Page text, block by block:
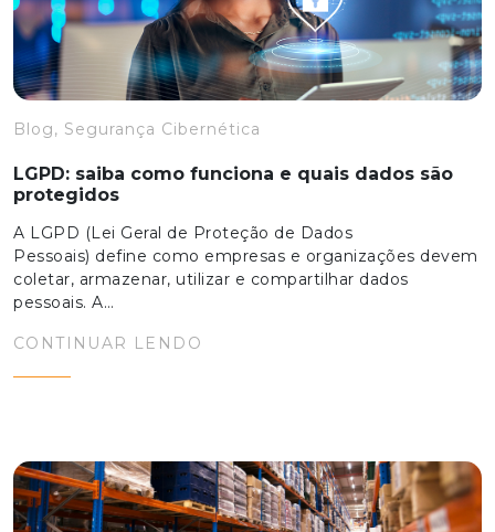
Blog, Segurança Cibernética
LGPD: saiba como funciona e quais dados são
protegidos
A LGPD (Lei Geral de Proteção de Dados
Pessoais) define como empresas e organizações devem
coletar, armazenar, utilizar e compartilhar dados
pessoais. A…
CONTINUAR LENDO